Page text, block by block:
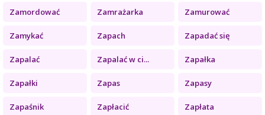
Zamordować Zamrażarka Zamurować
Zamykać Zapach Zapadać się
Zapalać Zapalać w ci... Zapałka
Zapałki Zapas Zapasy
Zapaśnik Zapłacić Zapłata